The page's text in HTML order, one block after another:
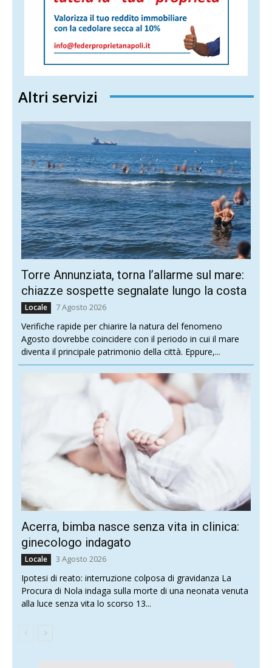
Altri servizi
Torre Annunziata, torna l’allarme sul mare:
chiazze sospette segnalate lungo la costa
Locale 7 Agosto 2026
Verifiche rapide per chiarire la natura del fenomeno
Agosto dovrebbe coincidere con il periodo in cui il mare
diventa il principale patrimonio della città. Eppure,...
Acerra, bimba nasce senza vita in clinica:
ginecologo indagato
Locale 3 Agosto 2026
Ipotesi di reato: interruzione colposa di gravidanza La
Procura di Nola indaga sulla morte di una neonata venuta
alla luce senza vita lo scorso 13...